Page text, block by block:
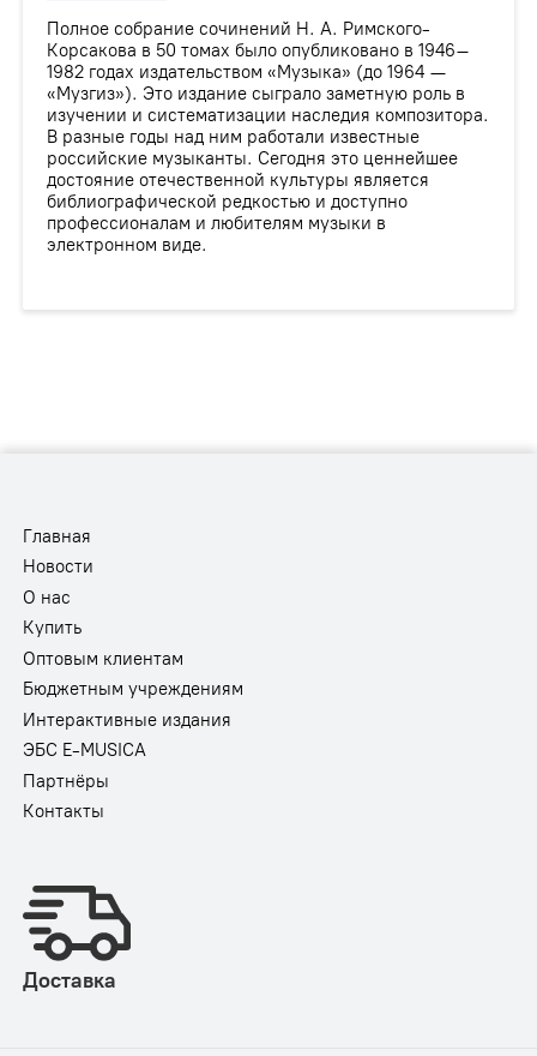
Полное собрание сочинений Н. А. Римского-
Корсакова в 50 томах было опубликовано в 1946–
1982 годах издательством «Музыка» (до 1964 —
«Музгиз»). Это издание сыграло заметную роль в
изучении и систематизации наследия композитора.
В разные годы над ним работали известные
российские музыканты. Сегодня это ценнейшее
достояние отечественной культуры является
библиографической редкостью и доступно
профессионалам и любителям музыки в
электронном виде.
Главная
Новости
О нас
Купить
Оптовым клиентам
Бюджетным учреждениям
Интерактивные издания
ЭБС E-MUSICA
Партнёры
Контакты
Доставка